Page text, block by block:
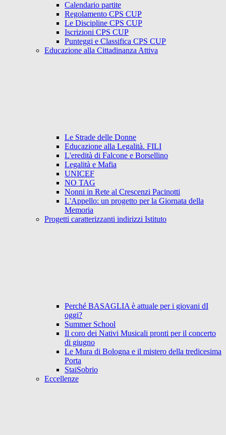
Calendario partite
Regolamento CPS CUP
Le Discipline CPS CUP
Iscrizioni CPS CUP
Punteggi e Classifica CPS CUP
Educazione alla Cittadinanza Attiva
Le Strade delle Donne
Educazione alla Legalità. FILI
L'eredità di Falcone e Borsellino
Legalità e Mafia
UNICEF
NO TAG
Nonni in Rete al Crescenzi Pacinotti
L'Appello: un progetto per la Giornata della
Memoria
Progetti caratterizzanti indirizzi Istituto
Perché BASAGLIA è attuale per i giovani dI
oggi?
Summer School
Il coro dei Nativi Musicali pronti per il concerto
di giugno
Le Mura di Bologna e il mistero della tredicesima
Porta
StaiSobrio
Eccellenze